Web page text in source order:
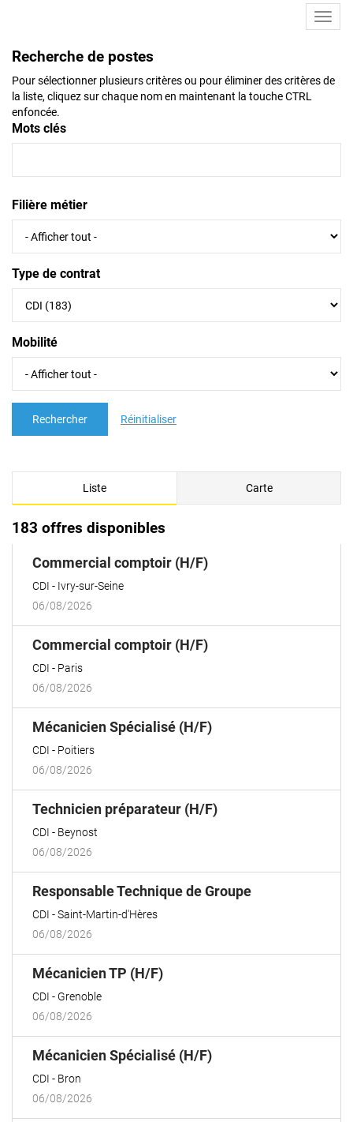
Recherche de postes
Pour sélectionner plusieurs critères ou pour éliminer des critères de
la liste, cliquez sur chaque nom en maintenant la touche CTRL
enfoncée.
Mots clés
Filière métier
Type de contrat
Mobilité
Rechercher Réinitialiser
Liste Carte
183 offres disponibles
Commercial comptoir (H/F)(Nouvelle
CDI
Ivry-sur-Seine
06/08/2026
Commercial comptoir (H/F)(Nouvelle
CDI
Paris
06/08/2026
Mécanicien Spécialisé (H/F)(Nouvelle
CDI
Poitiers
06/08/2026
Technicien préparateur (H/F)(Nouvelle
CDI
Beynost
06/08/2026
Responsable Technique de Groupe(Nouvelle
CDI
Saint-Martin-d'Hères
06/08/2026
Mécanicien TP (H/F)(Nouvelle
CDI
Grenoble
06/08/2026
Mécanicien Spécialisé (H/F)(Nouvelle
CDI
Bron
06/08/2026